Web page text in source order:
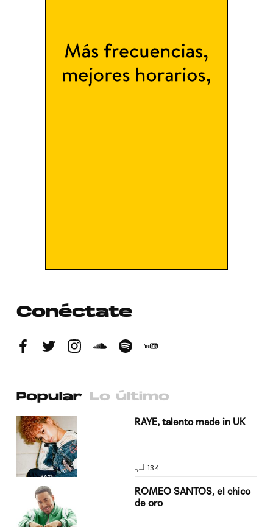
Conéctate
Popular Lo último
RAYE, talento made in UK
134
ROMEO SANTOS, el chico
de oro